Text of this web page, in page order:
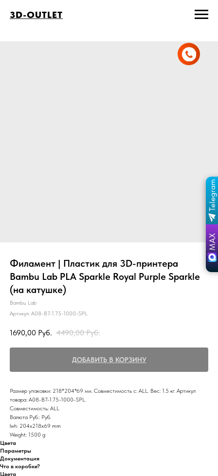
3D-OUTLET
Филамент | Пластик для 3D-принтера
Bambu Lab PLA Sparkle Royal Purple Sparkle
(на катушке)
Bambu Lab
Артикул: A08-B7-1.75-1000-SPL
1690,00 Руб. 4490,00 Руб.
ДОБАВИТЬ В КОРЗИНУ
Размер упаковки: 218*204*69 мм. Совместимость с: ALL. Вес: 1.5 кг. Артикул
товара: A08-B7-1.75-1000-SPL.
Совместимость: ALL
Валюта Руб.: Руб.
lwh: 204x218x69 mm
Weight: 1500 g
Цвета
Параметры
Документация
Что в коробке?
Цвета